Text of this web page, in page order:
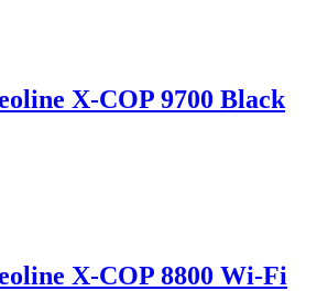
X-COP 9700 Black
X-COP 8800 Wi-Fi